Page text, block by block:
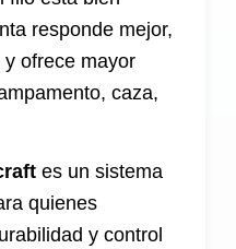
responde mejor,
ofrece mayor
caza,
es un sistema
quienes
y control